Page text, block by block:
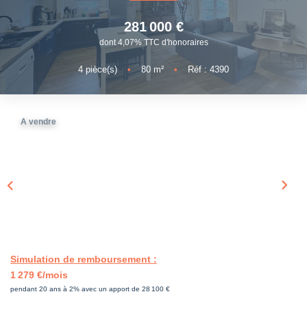
À PROPOS
281 000 €
dont 4,07% TTC d'honoraires
4pièce(s) • 80 m² • Réf : 4390
A vendre
Simulation de remboursement :
1 279 €/mois
pendant 20 ans à 2% avec un apport de 28 100 €